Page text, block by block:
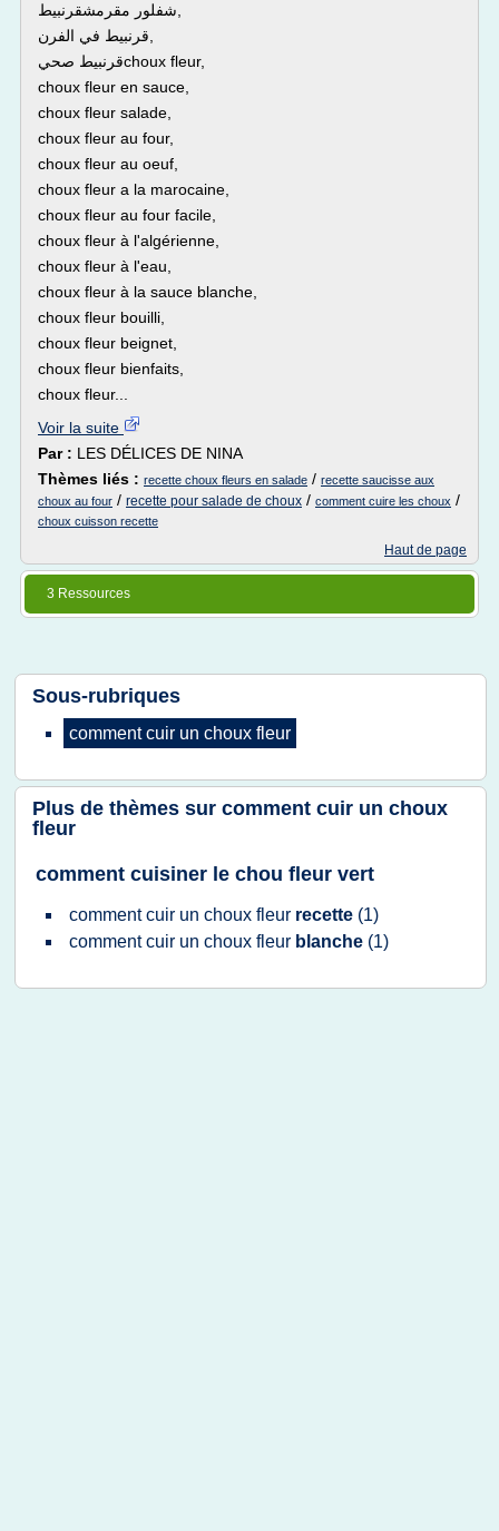
قرنبيط صحيchoux fleur,
choux fleur en sauce,
choux fleur salade,
choux fleur au four,
choux fleur au oeuf,
choux fleur a la marocaine,
choux fleur au four facile,
choux fleur à l'algérienne,
choux fleur à l'eau,
choux fleur à la sauce blanche,
choux fleur bouilli,
choux fleur beignet,
choux fleur bienfaits,
choux fleur...
Voir la suite
Par : LES DÉLICES DE NINA
Thèmes liés : recette choux fleurs en salade / recette saucisse aux
choux au four / recette pour salade de choux / comment cuire les choux /
choux cuisson recette
Haut de page
3 Ressources
Sous-rubriques
comment cuir un choux fleur
Plus de thèmes sur comment cuir un choux
fleur
comment cuisiner le chou fleur vert
comment cuir un choux fleur recette (1)
comment cuir un choux fleur blanche (1)